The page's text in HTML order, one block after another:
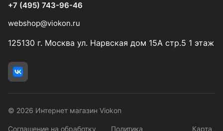
+7 (495) 743-96-46
webshop@viokon.ru
125130 г. Москва ул. Нарвская дом 15А стр.5 1 этаж
© 2026 Интернет магазин Viokon
Соглашение на обработку Политика Карта